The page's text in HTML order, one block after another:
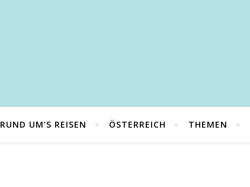
RUND UM’S REISEN ÖSTERREICH THEMEN